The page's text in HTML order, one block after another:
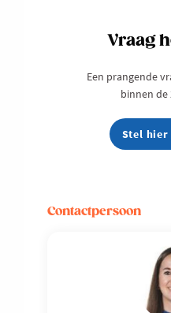
Contactpersoon
Vraag
Een prangende
binnen de
Stel hier